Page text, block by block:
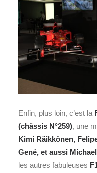
Enfin, plus loin, c’est la
(châssis N°259), une
Kimi Räikkönen,
Gené, et aussi
les autres fabuleuses